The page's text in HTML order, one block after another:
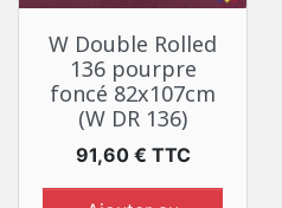
W Double Rolled
136 pourpre
foncé 82x107cm
(W DR 136)
Prix
91,60 € TTC